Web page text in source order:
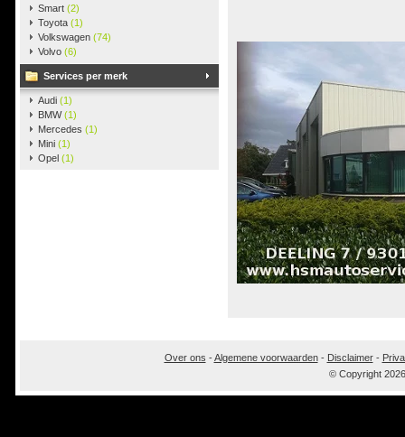
Smart (2)
Toyota (1)
Volkswagen (74)
Volvo (6)
Services per merk
Audi (1)
BMW(1)
Mercedes (1)
Mini (1)
Opel (1)
Over ons -Algemene voorwaarden- Disclaimer-
© Copyright